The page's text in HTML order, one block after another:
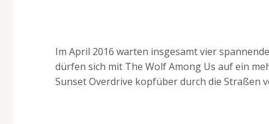
Im April 2016 warten insgesamt vier
dürfen sich mit The Wolf Among Us auf ein
Sunset Overdrive kopfüber durch die Straßen